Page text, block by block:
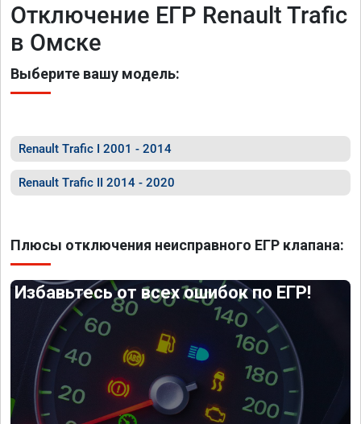
Отключение ЕГР Renault Trafic
в Омске
Выберите вашу модель:
Renault Trafic I 2001 - 2014
Renault Trafic II 2014 - 2020
Плюсы отключения неисправного ЕГР клапана:
Избавьтесь от всех ошибок по ЕГР!